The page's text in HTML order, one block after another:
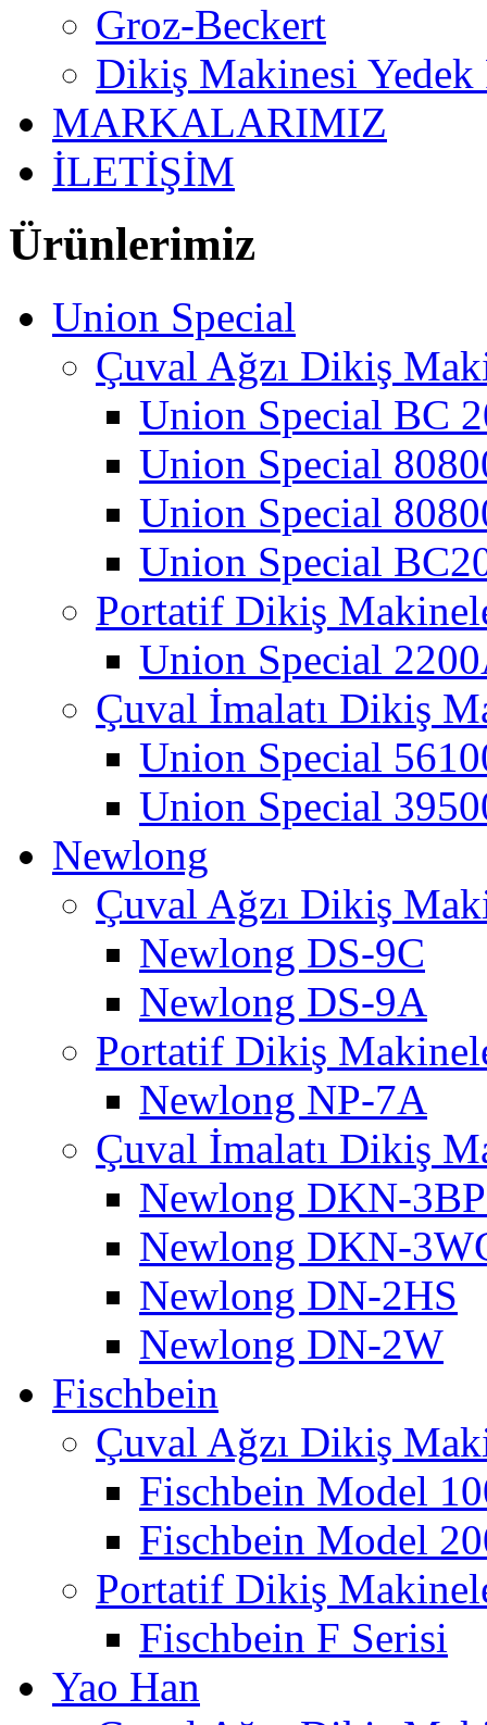
Groz-Beckert
Dikiş Makinesi Yedek
MARKALARIMIZ
İLETİŞİM
Ürünlerimiz
Union Special
Çuval Ağzı Dikiş
Union Special BC
Union Special
Union Special
Union Special
Portatif Dikiş
Union Special
Çuval İmalatı Dikiş
Union Special
Union Special
Newlong
Çuval Ağzı Dikiş
Newlong DS-9C
Newlong DS-9A
Portatif Dikiş
Newlong NP-7A
Çuval İmalatı Dikiş
Newlong DKN-
Newlong DKN-
Newlong DN-2HS
Newlong DN-2W
Fischbein
Çuval Ağzı Dikiş
Fischbein Model
Fischbein Model
Portatif Dikiş
Fischbein F Serisi
Yao Han